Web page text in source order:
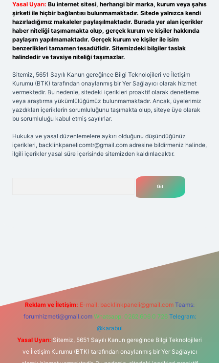
Yasal Uyarı: Bu internet sitesi, herhangi bir marka, kurum veya şahıs
şirketi ile hiçbir bağlantısı bulunmamaktadır. Sitede yalnızca kendi
hazırladığımız makaleler paylaşılmaktadır. Burada yer alan içerikler
haber niteliği taşımamakta olup, gerçek kurum ve kişiler hakkında
paylaşım yapılmamaktadır. Gerçek kurum ve kişiler ile isim
benzerlikleri tamamen tesadüfidir. Sitemizdeki bilgiler taslak
halindedir ve tavsiye niteliği taşımazlar.
Sitemiz, 5651 Sayılı Kanun gereğince Bilgi Teknolojileri ve İletişim
Kurumu (BTK) tarafından onaylanmış bir Yer Sağlayıcı olarak hizmet
vermektedir. Bu nedenle, sitedeki içerikleri proaktif olarak denetleme
veya araştırma yükümlülüğümüz bulunmamaktadır. Ancak, üyelerimiz
yazdıkları içeriklerin sorumluluğunu taşımakta olup, siteye üye olarak
bu sorumluluğu kabul etmiş sayılırlar.
Hukuka ve yasal düzenlemelere aykırı olduğunu düşündüğünüz
içerikleri, backlinkpanelicomtr@gmail.com adresine bildirmeniz halinde,
ilgili içerikler yasal süre içerisinde sitemizden kaldırılacaktır.
Reklam ve İletişim: E-mail: backlinkpaneli@gmail.com Teams:
forumhizmeti@gmail.com Whatsapp: 0262 606 0 726 Telegram:
@karabul
Yasal Uyarı: Sitemiz, 5651 Sayılı Kanun gereğince Bilgi Teknolojileri
ve İletişim Kurumu (BTK) tarafından onaylanmış bir Yer Sağlayıcı